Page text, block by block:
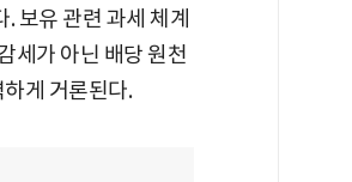
보유 관련 과세 체계
세가 아닌 배당 원천
게 거론된다.